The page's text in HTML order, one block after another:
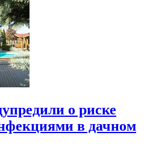
о риске
в дачном